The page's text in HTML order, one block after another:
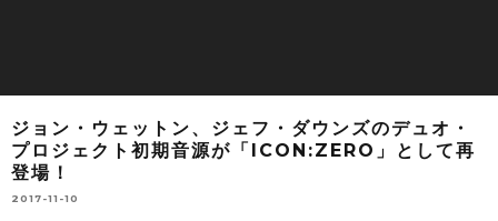
ジョン・ウェットン、ジェフ・ダウンズのデュオ・
プロジェクト初期音源が「ICON:ZERO」として再
登場！
2017-11-10